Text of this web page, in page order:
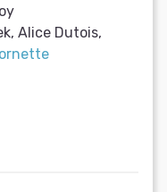
Alice Dutois,